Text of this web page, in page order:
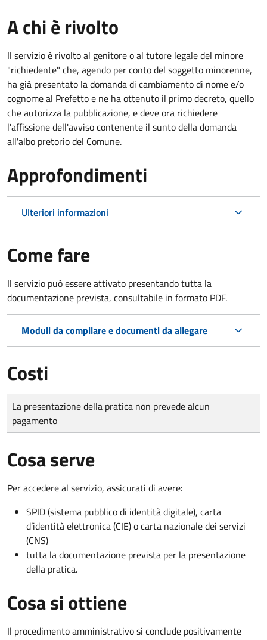
A chi è rivolto
Il servizio è rivolto al genitore o al tutore legale del minore
"richiedente" che, agendo per conto del soggetto minorenne,
ha già presentato la domanda di cambiamento di nome e/o
cognome al Prefetto e ne ha ottenuto il primo decreto, quello
che autorizza la pubblicazione, e deve ora richiedere
l'affissione dell'avviso contenente il sunto della domanda
all'albo pretorio del Comune.
Approfondimenti
Ulteriori informazioni
Come fare
Il servizio può essere attivato presentando tutta la
documentazione prevista, consultabile in formato PDF.
Moduli da compilare e documenti da allegare
Costi
Tipo di pagamento
Importo
La presentazione della pratica non prevede alcun
pagamento
Cosa serve
Per accedere al servizio, assicurati di avere:
SPID (sistema pubblico di identità digitale), carta
d’identità elettronica (CIE) o carta nazionale dei servizi
(CNS)
tutta la documentazione prevista per la presentazione
della pratica.
Cosa si ottiene
Il procedimento amministrativo si conclude positivamente